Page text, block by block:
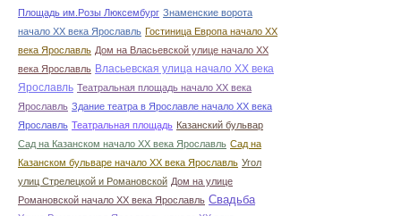
Площадь им.Розы Люксембург Знаменские ворота
начало ХХ века Ярославль Гостиница Европа начало ХХ
века Ярославль Дом на Власьевской улице начало ХХ
века Ярославль Власьевская улица начало ХХ века
Ярославль Театральная площадь начало ХХ века
Ярославль Здание театра в Ярославле начало ХХ века
Ярославль Театральная площадь Казанский бульвар
Сад на Казанском начало ХХ века Ярославль Сад на
Казанском бульваре начало ХХ века Ярославль Угол
улиц Стрелецкой и Романовской Дом на улице
Романовской начало ХХ века Ярославль Свадьба